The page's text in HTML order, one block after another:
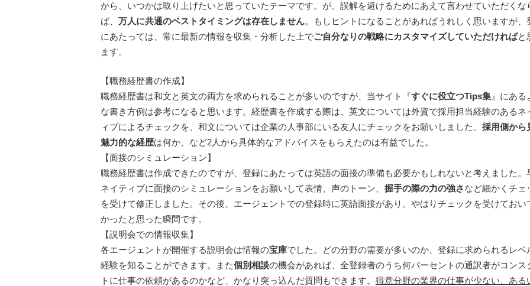
から、いつかは取り上げたいと思っていたテーマです。が、誤解を避けるためにあえて言わせていただくな
ば、 万人に共通のベストタイミングは存在しません。もしヒントになることがあればうれしく思いますが、
にあたっては、常に最新の情報を収集・分析した上でご自分なりの戦略にカスタマイズしていただければと
ます。
【職務経歴書の作成】
職務経歴書は和文と英文の両方を求められることが多いのですが、当サイト『すぐに役立つTips集』にある
な書き方例は参考になると思います。経歴書を作成する際は、英文については外資で採用担当経験のあるネ
ィブによるチェックを、和文については企業の人事部にいる友人にチェックをお願いしました。 採用側から
魅力的な経歴は何か、など2人から具体的なアドバイスをもらえたのは有益でした。
【面接のシミュレーション】
職務経歴書は作成できたのですが、登録にあたっては英語の面接の準備も必要かもしれないと考えました。
ネイティブに面接のシミュレーションをお願いして表情、声のトーン、 握手の際の力の強さなど細かくチェ
を受けて修正しました。その後、エージェントでの登録時に英語面接があり、やはりチェックを受けておい
かったと思った瞬間です。
【説明会での情報収集】
各エージェントが開催する説明会は情報の宝庫でした。どの分野の需要が多いのか、登録に求められるレベ
経験を知ることができます。また個別相談の機会があれば、全登録者のうち何パーセントの通訳者がコンス
トに仕事の依頼があるのかなど、かなり突っ込んだ質問もできます。 得意分野の業界の仕事が少ない、ある